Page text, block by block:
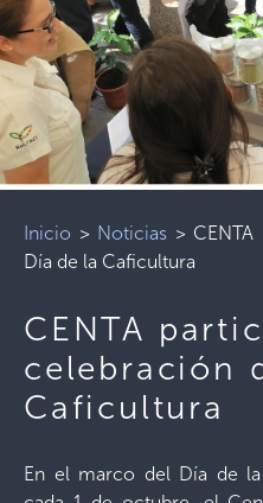
Inicio > Noticias >
Día de la Caficultura
CENTA
celebración
Caficultura
En el marco del Día de